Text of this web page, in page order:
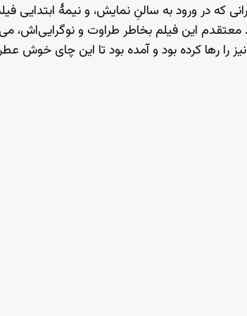
که در ورود به سالنِ نمایش، و نیمهٔ ابتدایی
معتقدم این فیلم بخاطر طراوت و نوگرایی‌اش،
را رها کرده بود و آمده بود تا این چای خوش